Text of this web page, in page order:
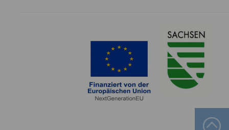
Neurochirurgischer
Bereitschaftsdienst